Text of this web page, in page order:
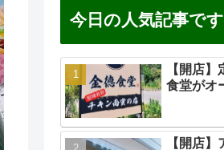
今日の人気記事です
【開店
食堂がオ
【開店